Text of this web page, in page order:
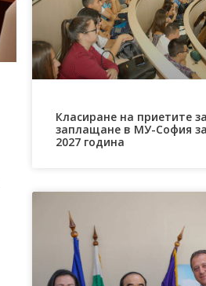
Класиране на приетите
заплащане в МУ-София
2027 година